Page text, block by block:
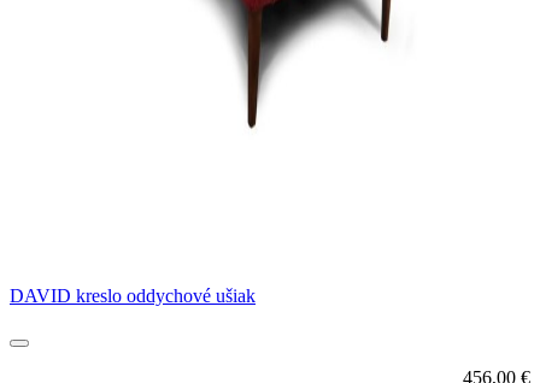
DAVID kreslo oddychové ušiak
456,00 €